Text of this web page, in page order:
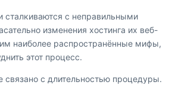
сталкиваются с неправильными
изменения хостинга их веб-
наиболее распространённые мифы,
этот процесс.
связано с длительностью процедуры.